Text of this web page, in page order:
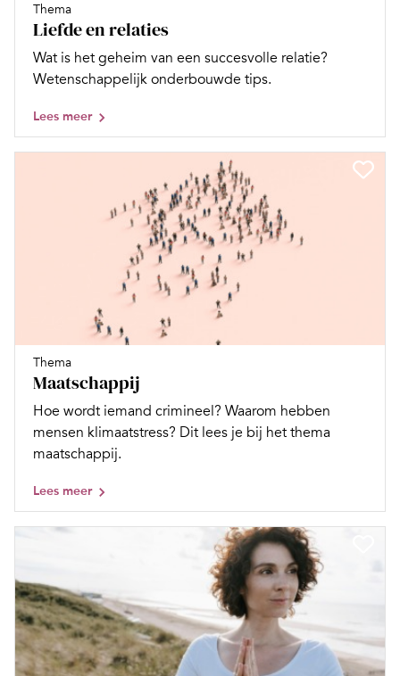
Thema
Liefde en relaties
Wat is het geheim van een succesvolle relatie?
Wetenschappelijk onderbouwde tips.
Lees meer
Thema
Maatschappij
Hoe wordt iemand crimineel? Waarom hebben
mensen klimaatstress? Dit lees je bij het thema
maatschappij.
Lees meer